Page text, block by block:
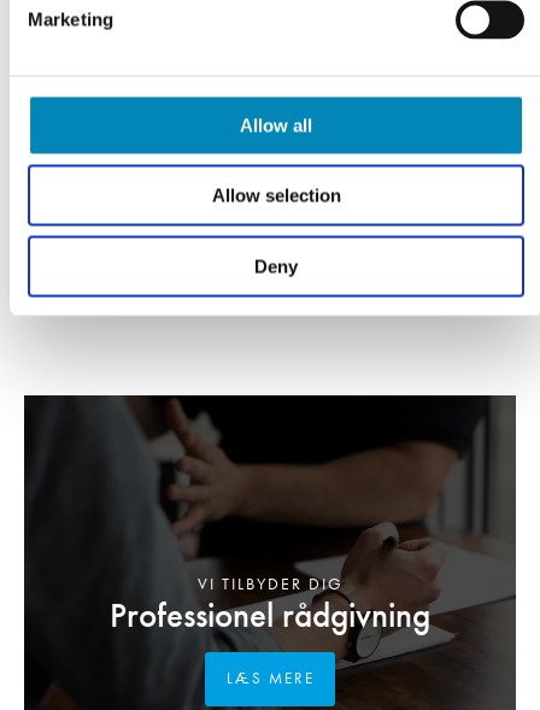
Marketing
Allow all
Allow selection
Deny
Har du husket?
Professionel rådgivning
VI TILBYDER DIG
LÆS MERE